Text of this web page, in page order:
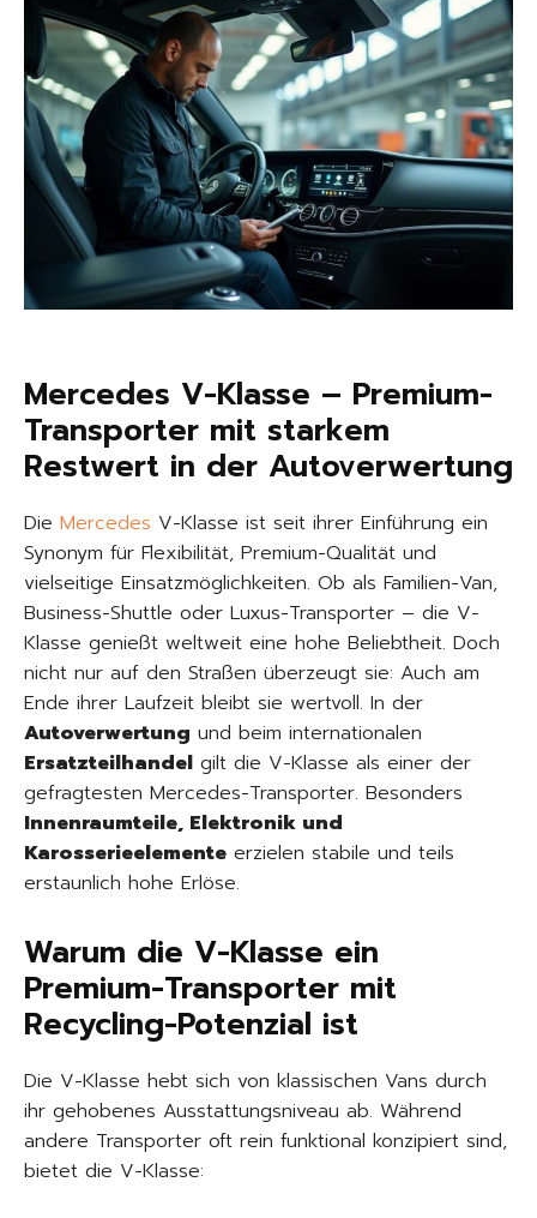
Mercedes V-Klasse – Premium-
Transporter mit starkem
Restwert in der Autoverwertung
Die Mercedes V-Klasse ist seit ihrer Einführung ein
Synonym für Flexibilität, Premium-Qualität und
vielseitige Einsatzmöglichkeiten. Ob als Familien-Van,
Business-Shuttle oder Luxus-Transporter – die V-
Klasse genießt weltweit eine hohe Beliebtheit. Doch
nicht nur auf den Straßen überzeugt sie: Auch am
Ende ihrer Laufzeit bleibt sie wertvoll. In der
Autoverwertung und beim internationalen
Ersatzteilhandel gilt die V-Klasse als einer der
gefragtesten Mercedes-Transporter. Besonders
Innenraumteile, Elektronik und
Karosserieelemente erzielen stabile und teils
erstaunlich hohe Erlöse.
Warum die V-Klasse ein
Premium-Transporter mit
Recycling-Potenzial ist
Die V-Klasse hebt sich von klassischen Vans durch
ihr gehobenes Ausstattungsniveau ab. Während
andere Transporter oft rein funktional konzipiert sind,
bietet die V-Klasse: